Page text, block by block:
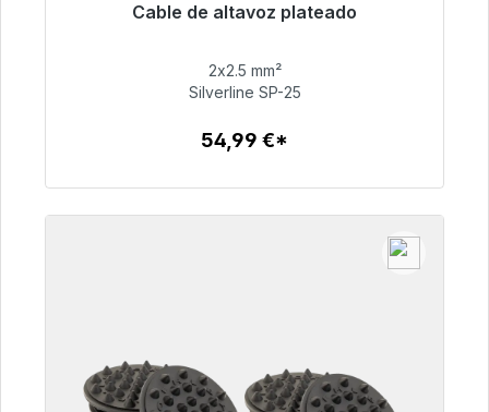
Cable de altavoz plateado
Listo para envío inmediato, plazo de entrega
54,99 €
2x2.5 mm²
Silverline SP-25
54,99 €*